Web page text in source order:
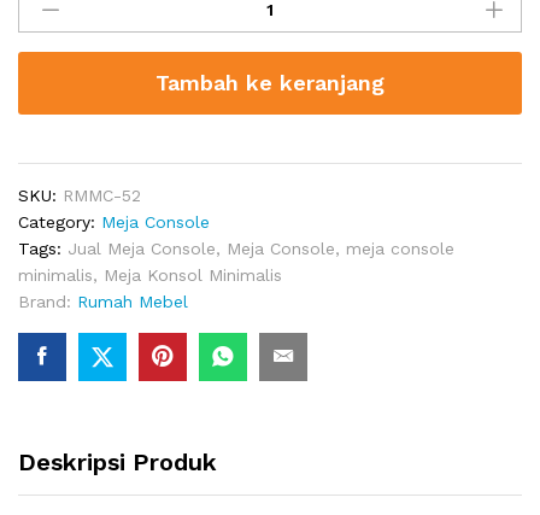
Konsol
Minimalis
1
quantity
Tambah ke keranjang
SKU: RMMC-52
Category: Meja Console
Tags: Jual Meja Console, Meja Console, meja console
minimalis, Meja Konsol Minimalis
Brand: Rumah Mebel
Deskripsi Produk